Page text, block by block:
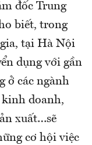
đốc Trung
biết, trong
tại Hà Nội
dụng với gần
ở các ngành
doanh,
xuất…sẽ
cơ hội việc